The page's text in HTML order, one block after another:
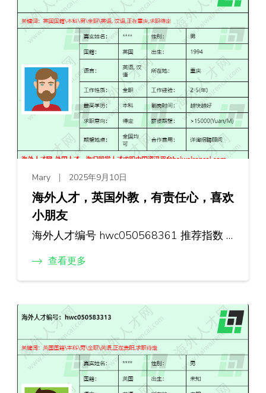
Mary 2025年9月10日
海外人才，英国外教，有责任心，喜欢
小朋友
海外人才编号 hwc050568361 推荐指数 …
查看更多